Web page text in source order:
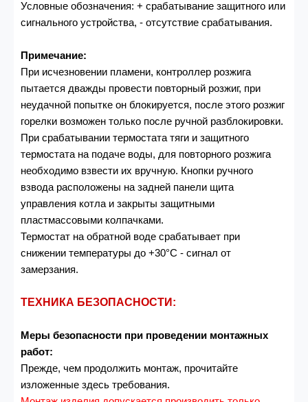
Условные обозначения: + срабатывание защитного или
сигнального устройства, - отсутствие срабатывания.
Примечание:
При исчезновении пламени, контроллер розжига
пытается дважды провести повторный розжиг, при
неудачной попытке он блокируется, после этого розжиг
горелки возможен только после ручной разблокировки.
При срабатывании термостата тяги и защитного
термостата на подаче воды, для повторного розжига
необходимо взвести их вручную. Кнопки ручного
взвода расположены на задней панели щита
управления котла и закрыты защитными
пластмассовыми колпачками.
Термостат на обратной воде срабатывает при
снижении температуры до +30°С - сигнал от
замерзания.
ТЕХНИКА БЕЗОПАСНОСТИ:
Меры безопасности при проведении монтажных
работ:
Прежде, чем продолжить монтаж, прочитайте
изложенные здесь требования.